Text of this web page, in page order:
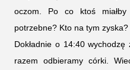
oczom. Po co ktoś
potrzebne? Kto na tym zyska?
Dokładnie o 14:40
razem odbieramy córki.